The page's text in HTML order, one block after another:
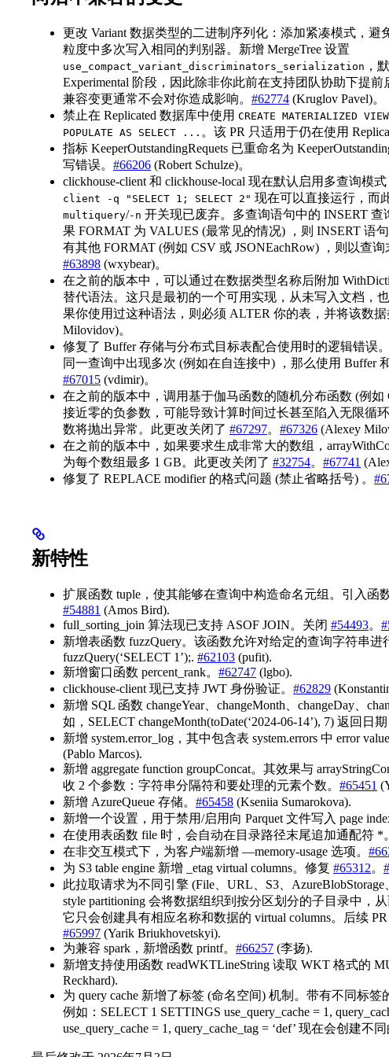
更改 Variant 数据类型的二进制序列化：添加紧凑模式，避
粒度中多次写入相同的判别器。新增 MergeTree 设置
use_compact_variant_discriminators_serialization ，
Experimental 阶段，因此除非你此前在支持团队协助下提
兼容变更通常不会对你造成影响。 #62774 (Kruglov Pavel)。
禁止在 Replicated 数据库中使用 CREATE MATERIALIZED
POPULATE AS SELECT ... 。该 PR 只适用于仍在使用
指标 KeeperOutstandingRequets 已重命名为
写错误。 #66206 (Robert Schulze)。
clickhouse-client 和 clickhouse-local 现在默认启用多查询模
client -q "SELECT 1; SELECT 2" 现在可以直接运行，而
multiquery/-n 开关现已废弃。多查询语句中的 INSERT
果 FORMAT 为 VALUES (最常见的情况) ，则 INSERT 语
有其他 FORMAT (例如 CSV 或 JSONEachRow) ，则以查
#63898 (wxybear)。
在之前的版本中，可以通过在数据类型名称后附加
替代语法。这只是最初的一个可用实现，从未写入文档，
果你使用过这种语法，则必须 ALTER 你的表，并将该数据
Milovidov)。
修复了 Buffer 存储与分布式目标表配合使用时的逻辑错误
同一查询中出现多次 (例如在自连接中) ，那么使用 Buffer
#67015 (vdimir)。
在之前的版本中，调用基于伽马函数的随机分布函数 (例如
接近零的负参数，可能导致计算时间过长甚至陷入无限循
数将抛出异常。此更改关闭了 #67297。 #67326 (Alexey
在之前的版本中，如果要求生成非常大的数组，
为每个数组最多 1 GB。此更改关闭了 #32754。 #67741
修复了 REPLACE modifier 的格式问题 (禁止省略括号) 。
新特性
扩展函数 tuple，使其能够在查询中构造命名元组。引入函
#54881 (Amos Bird).
full_sorting_join 算法现已支持 ASOF JOIN。关闭 #54493。
新增表函数 fuzzQuery。该函数允许对给定的查询字符串
fuzzQuery(‘SELECT 1’);. #62103 (pufit).
新增窗口函数 percent_rank。 #62747 (lgbo).
clickhouse-client 现已支持 JWT 身份验证。 #62829
新增 SQL 函数 changeYear、changeMonth、changeDay、
如，SELECT changeMonth(toDate(‘2024-06-14’), 7) 返回日期
新增 system.error_log，其中包含表 system.errors 中 error
(Pablo Marcos).
新增 aggregate function groupConcat。其效果与
收 2 个参数：字符串分隔符和要处理的元素个数。 #65451
新增 AzureQueue 存储。 #65458 (Kseniia Sumarokova).
新增一个设置，用于禁用/启用向 Parquet 文件写入 page
在使用表函数 file 时，会自动在目录路径末尾追加通配符 *。
在非交互模式下，为客户端新增 —memory-usage 选项。
为 S3 table engine 新增 _etag virtual columns。修复 #65312。
此拉取请求为不同引擎 (File、URL、S3、
style partitioning 会将数据组织到按分区划分的子目录中，
它只会创建具有相应名称和数据的 virtual columns。后续
#65997 (Yarik Briukhovetskyi).
为兼容 spark，新增函数 printf。 #66257 (李扬).
新增支持使用函数 readWKTLineString 读取 WKT 格式的
Reckhard).
为 query cache 新增了标签 (命名空间) 机制。带有不同标签
例如：SELECT 1 SETTINGS use_query_cache = 1,
use_query_cache = 1, query_cache_tag = ‘def’ 现在会创建不同